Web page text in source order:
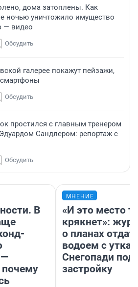
дома затоплены. Как
ночью уничтожило имущество
— видео
Обсудить
галерее покажут пейзажи,
Обсудить
простился с главным тренером
Сандлером: репортаж с
Обсудить
В
—
почему
МНЕНИЕ
«И это место
крякнет»:
о планах
водоем с
Снегопади под
застройку